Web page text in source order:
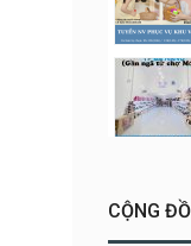
CỘNG